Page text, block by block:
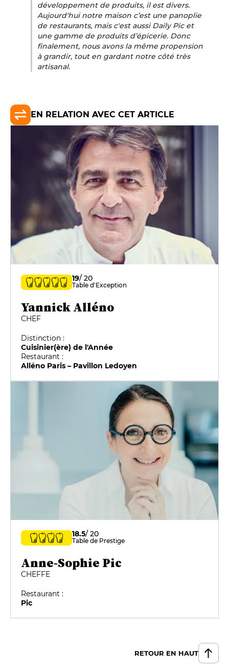
développement de produits, il est divers.
Aujourd'hui notre maison c’est une panoplie
de restaurants, mais c'est aussi Daily Pic et
une gamme de produits d’épicerie. Donc
finalement, nous avons la même propension
à grandir, tout en gardant notre côté très
artisanal.
EN RELATION AVEC CET ARTICLE
19/ 20
Table d'Exception
Yannick Alléno
CHEF
Distinction :
Cuisinier(ère) de l'Année
Restaurant :
Alléno Paris – Pavillon Ledoyen
18.5/ 20
Table de Prestige
Anne-Sophie Pic
CHEFFE
Restaurant :
Pic
RETOUR EN HAUT